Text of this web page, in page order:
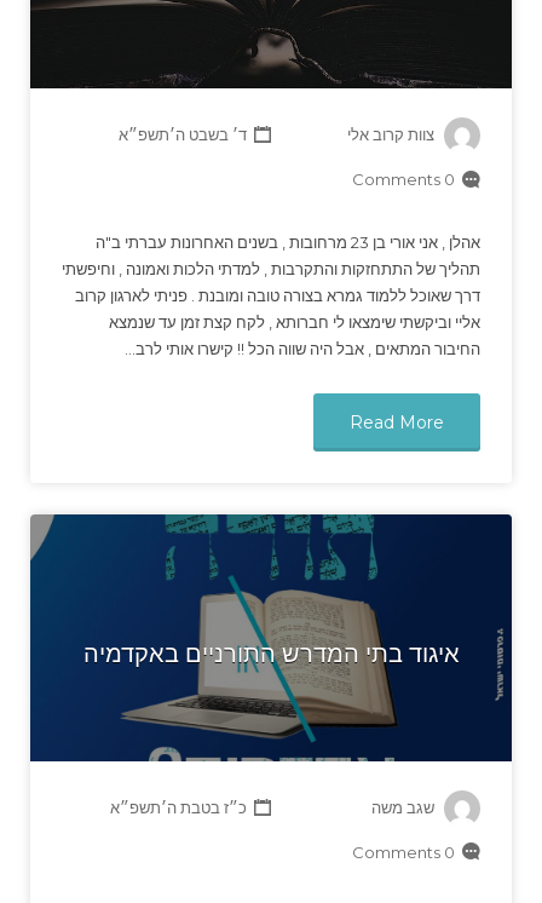
צוות קרוב אלי ד׳ בשבט ה׳תשפ״א
0 Comments
אהלן , אני אורי בן 23 מרחובות , בשנים האחרונות עברתי ב"ה
תהליך של התתחזקות והתקרבות , למדתי הלכות ואמונה , וחיפשתי
דרך שאוכל ללמוד גמרא בצורה טובה ומובנת . פניתי לארגון קרוב
אליי וביקשתי שימצאו לי חברותא , לקח קצת זמן עד שנמצא
החיבור המתאים , אבל היה שווה הכל !! קישרו אותי לרב…
Read More
איגוד בתי המדרש התורניים באקדמיה
שגב משה כ״ז בטבת ה׳תשפ״א
0 Comments